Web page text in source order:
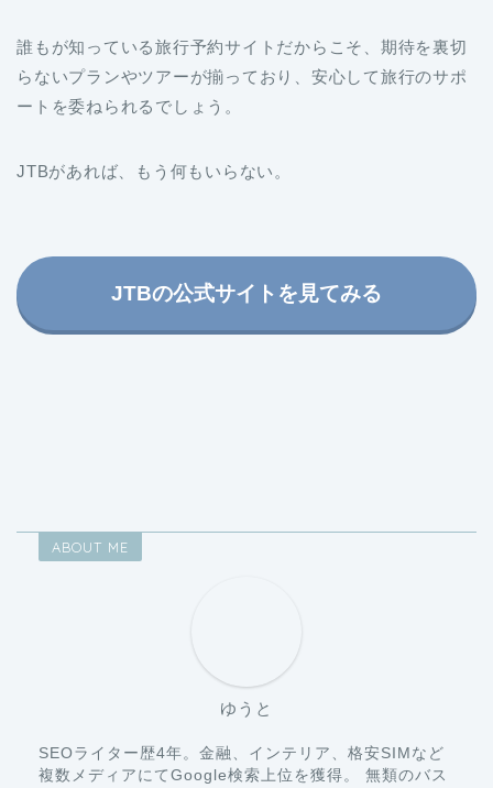
誰もが知っている旅行予約サイトだからこそ、期待を裏切
らないプランやツアーが揃っており、安心して旅行のサポ
ートを委ねられるでしょう。
JTBがあれば、もう何もいらない。
JTBの公式サイトを見てみる
ABOUT ME
ゆうと
SEOライター歴4年。金融、インテリア、格安SIMなど
複数メディアにてGoogle検索上位を獲得。 無類のバス